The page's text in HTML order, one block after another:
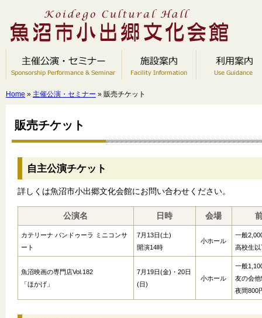
Home » 主催公演・セミナー » 販売チケット
販売チケット
自主公演チケット
詳しくは魚沼市小出郷文化会館にお問い合わせください。
公演名 日時 会場
カテリーナ バンドゥーラ ミニコンサ
ート
7月13日(土)
開演14時
小ホール
一般
高校生
魚沼映画の専門店Vol.182
「ほかげ」
7月19日(金)・20日
(日)
小ホール
一般
友の会他
夜間800